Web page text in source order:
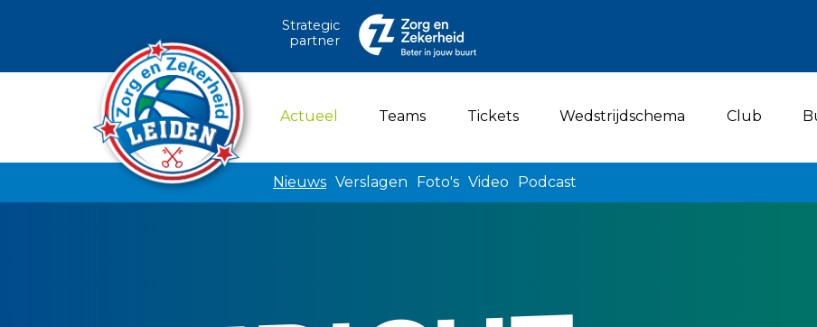
Strategic
partner
Actueel (current)Teams Tickets Wedstrijdschema Club
Nieuws Verslagen Foto's Video Podcast